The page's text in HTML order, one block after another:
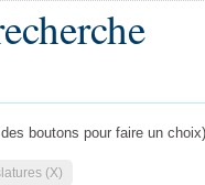
boutons pour faire un choix)
(X)